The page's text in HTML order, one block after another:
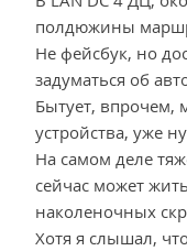
полдюжины
Не фейсбук, но
задуматься об
Бытует, впрочем,
устройства, уже
На самом деле
сейчас может
наколеночных
Хотя я слышал,